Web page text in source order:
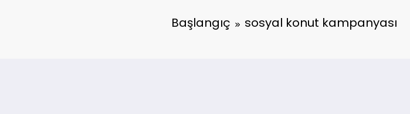
Başlangıç sosyal konut kampanyası